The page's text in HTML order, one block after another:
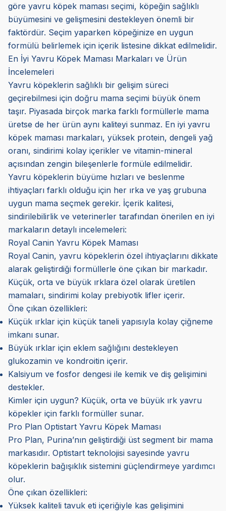
göre yavru köpek maması seçimi, köpeğin sağlıklı
büyümesini ve gelişmesini destekleyen önemli bir
faktördür. Seçim yaparken köpeğinize en uygun
formülü belirlemek için içerik listesine dikkat edilmelidir.
En İyi Yavru Köpek Maması Markaları ve Ürün
İncelemeleri
Yavru köpeklerin sağlıklı bir gelişim süreci
geçirebilmesi için doğru mama seçimi büyük önem
taşır. Piyasada birçok marka farklı formüllerle mama
üretse de her ürün aynı kaliteyi sunmaz. En iyi yavru
köpek maması markaları, yüksek protein, dengeli yağ
oranı, sindirimi kolay içerikler ve vitamin-mineral
açısından zengin bileşenlerle formüle edilmelidir.
Yavru köpeklerin büyüme hızları ve beslenme
ihtiyaçları farklı olduğu için her ırka ve yaş grubuna
uygun mama seçmek gerekir. İçerik kalitesi,
sindirilebilirlik ve veterinerler tarafından önerilen en iyi
markaların detaylı incelemeleri:
Royal Canin Yavru Köpek Maması
Royal Canin, yavru köpeklerin özel ihtiyaçlarını dikkate
alarak geliştirdiği formüllerle öne çıkan bir markadır.
Küçük, orta ve büyük ırklara özel olarak üretilen
mamaları, sindirimi kolay prebiyotik lifler içerir.
Öne çıkan özellikleri:
Küçük ırklar için küçük taneli yapısıyla kolay çiğneme
imkanı sunar.
Büyük ırklar için eklem sağlığını destekleyen
glukozamin ve kondroitin içerir.
Kalsiyum ve fosfor dengesi ile kemik ve diş gelişimini
destekler.
Kimler için uygun? Küçük, orta ve büyük ırk yavru
köpekler için farklı formüller sunar.
Pro Plan Optistart Yavru Köpek Maması
Pro Plan, Purina’nın geliştirdiği üst segment bir mama
markasıdır. Optistart teknolojisi sayesinde yavru
köpeklerin bağışıklık sistemini güçlendirmeye yardımcı
olur.
Öne çıkan özellikleri:
Yüksek kaliteli tavuk eti içeriğiyle kas gelişimini